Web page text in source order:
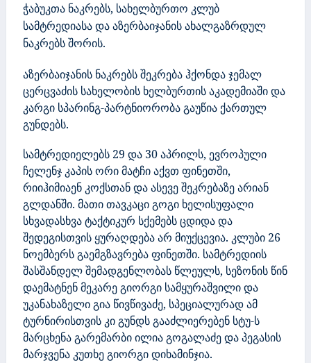
ჭაბუკთა ნაკრებს, სახელბურთო კლუბ
სამტრედიასა და აზერბაიჯანის ახალგაზრდულ
ნაკრებს შორის.
აზერბაიჯანის ნაკრებს შეკრება ჰქონდა ჯემალ
ცერცვაძის სახელობის ხელბურთის აკადემიაში და
კარგი სპარინგ-პარტნიორობა გაუწია ქართულ
გუნდებს.
სამტრედიელებს 29 და 30 აპრილს, ევროპული
ჩელენჯ კაპის ორი მატჩი აქვთ ფინეთში,
რიიჰიმიაენ კოქსთან და ასევე შეკრებაზე არიან
გლდანში. მათი თავკაცი გოგი ხელისუფალი
სხვადასხვა ტაქტიკურ სქემებს ცდიდა და
შედეგისთვის ყურაღდება არ მიუქცევია. კლუბი 26
ნოემბერს გაემგზავრება ფინეთში. სამტრედიის
შასშანდელ შემადგენლობას წლეულს, სეზონის წინ
დაემატნენ მეკარე გიორგი სამყურაშვილი და
უკანახაზელი გია წივწივაძე, სპეციალურად ამ
ტურნირისთვის კი გუნდს გააძლიერებენ სტუ-ს
მარცხენა გარემარბი ილია გოგალაძე და პეგასის
მარჯვენა კუთხე გიორგი დიხამინჯია.